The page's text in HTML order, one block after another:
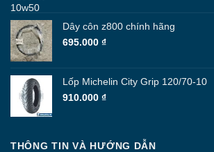
Dây côn z800 chính hãng
695.000 ₫
Lốp Michelin City Grip 120/70-10
910.000 ₫
THÔNG TIN VÀ HƯỚNG DẪN